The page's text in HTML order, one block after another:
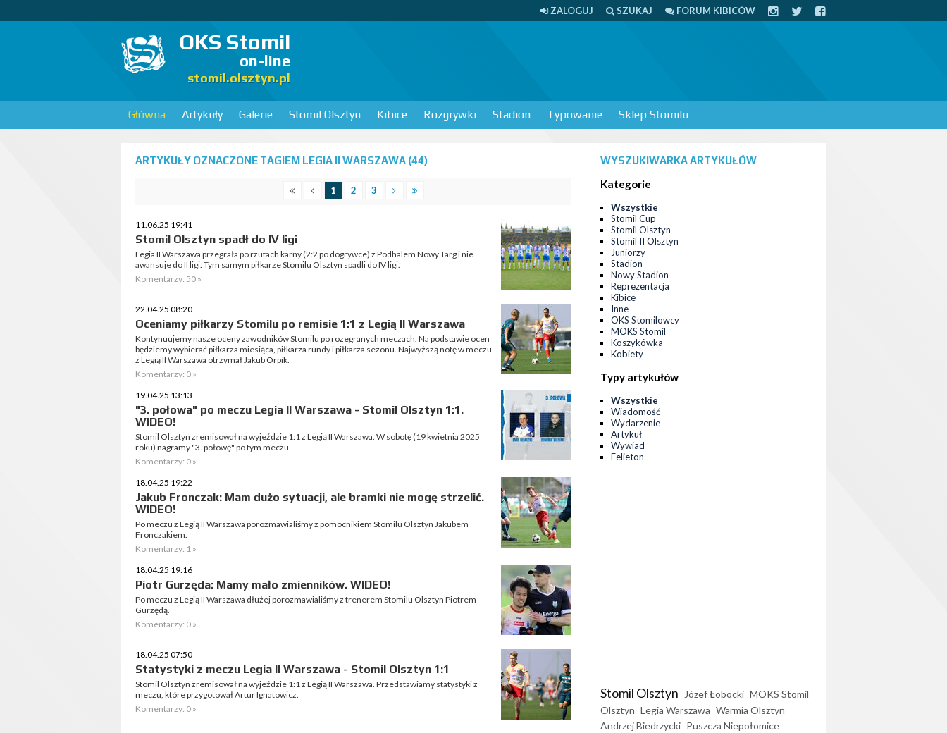
ZALOGUJ SZUKAJ FORUM KIBICÓW
OKS Stomil
on-line
stomil.olsztyn.pl
Główna Artykuły Galerie Stomil Olsztyn Kibice Rozgrywki Stadion Typowanie Sklep Stomilu
ARTYKUŁY OZNACZONE TAGIEM LEGIA II WARSZAWA (44)
1 2 3
11.06.25 19:41
Stomil Olsztyn spadł do IV ligi
Legia II Warszawa przegrała po rzutach karny (2:2 po dogrywce) z Podhalem Nowy Targ i nie
awansuje do II ligi. Tym samym piłkarze Stomilu Olsztyn spadli do IV ligi.
Komentarzy: 50 »
22.04.25 08:20
Oceniamy piłkarzy Stomilu po remisie 1:1 z Legią II Warszawa
Kontynuujemy nasze oceny zawodników Stomilu po rozegranych meczach. Na podstawie ocen
będziemy wybierać piłkarza miesiąca, piłkarza rundy i piłkarza sezonu. Najwyższą notę w meczu
z Legią II Warszawa otrzymał Jakub Orpik.
Komentarzy: 0 »
19.04.25 13:13
"3. połowa" po meczu Legia II Warszawa - Stomil Olsztyn 1:1.
WIDEO!
Stomil Olsztyn zremisował na wyjeździe 1:1 z Legią II Warszawa. W sobotę (19 kwietnia 2025
roku) nagramy "3. połowę" po tym meczu.
Komentarzy: 0 »
18.04.25 19:22
Jakub Fronczak: Mam dużo sytuacji, ale bramki nie mogę strzelić.
WIDEO!
Po meczu z Legią II Warszawa porozmawialiśmy z pomocnikiem Stomilu Olsztyn Jakubem
Fronczakiem.
Komentarzy: 1 »
18.04.25 19:16
Piotr Gurzęda: Mamy mało zmienników. WIDEO!
Po meczu z Legią II Warszawa dłużej porozmawialiśmy z trenerem Stomilu Olsztyn Piotrem
Gurzędą.
Komentarzy: 0 »
18.04.25 07:50
Statystyki z meczu Legia II Warszawa - Stomil Olsztyn 1:1
Stomil Olsztyn zremisował na wyjeździe 1:1 z Legią II Warszawa. Przedstawiamy statystyki z
meczu, które przygotował Artur Ignatowicz.
Komentarzy: 0 »
WYSZUKIWARKA ARTYKUŁÓW
Kategorie
Wszystkie
Stomil Cup
Stomil Olsztyn
Stomil II Olsztyn
Juniorzy
Stadion
Nowy Stadion
Reprezentacja
Kibice
Inne
OKS Stomilowcy
MOKS Stomil
Koszykówka
Kobiety
Typy artykułów
Wszystkie
Wiadomość
Wydarzenie
Artykuł
Wywiad
Felieton
Stomil Olsztyn Józef Łobocki MOKS Stomil
Olsztyn Legia Warszawa Warmia Olsztyn
Andrzej Biedrzycki Puszcza Niepołomice